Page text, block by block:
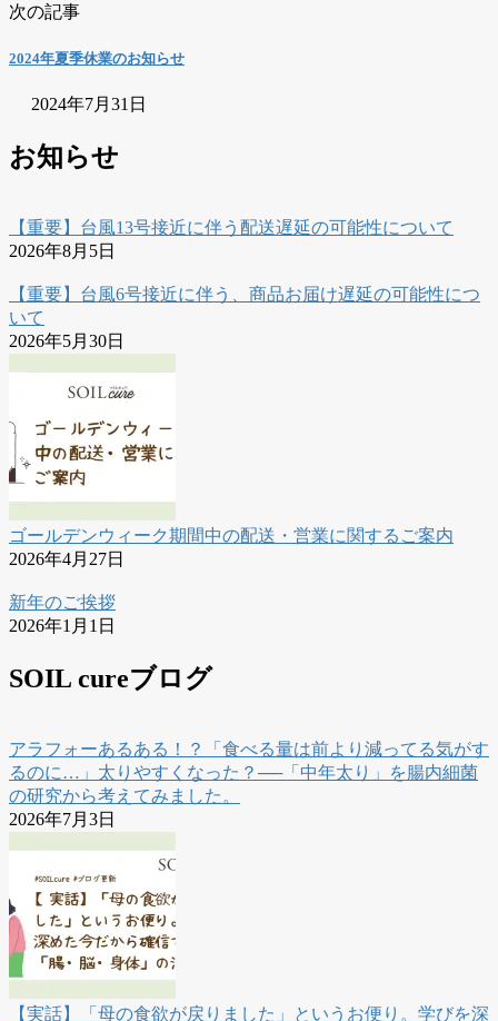
次の記事
2024年夏季休業のお知らせ
2024年7月31日
お知らせ
【重要】台風13号接近に伴う配送遅延の可能性について
2026年8月5日
【重要】台風6号接近に伴う、商品お届け遅延の可能性につ
いて
2026年5月30日
ゴールデンウィーク期間中の配送・営業に関するご案内
2026年4月27日
新年のご挨拶
2026年1月1日
SOIL cureブログ
アラフォーあるある！？「食べる量は前より減ってる気がす
るのに…」太りやすくなった？──「中年太り」を腸内細菌
の研究から考えてみました。
2026年7月3日
【実話】「母の食欲が戻りました」というお便り。学びを深